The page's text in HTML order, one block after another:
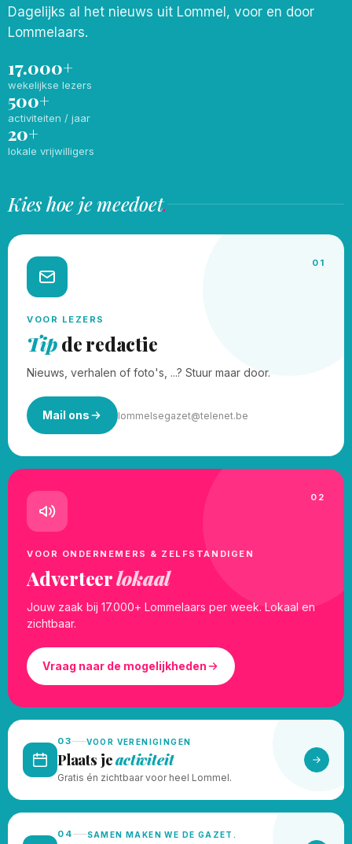
Dagelijks al het nieuws uit Lommel, voor en door
Lommelaars.
17.000+
wekelijkse lezers
500+
activiteiten / jaar
20+
lokale vrijwilligers
Kies hoe je meedoet.
01
VOOR LEZERS
Tipde redactie
Nieuws, verhalen of foto's, ...? Stuur maar door.
Mail ons lommelsegazet@telenet.be
02
VOOR ONDERNEMERS & ZELFSTANDIGEN
Adverteerlokaal
Jouw zaak bij 17.000+ Lommelaars per week. Lokaal en
zichtbaar.
Vraag naar de mogelijkheden
03 VOOR VERENIGINGEN
Plaats jeactiviteit
Gratis én zichtbaar voor heel Lommel.
04 SAMEN MAKEN WE DE GAZET.